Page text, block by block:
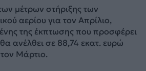
μέτρων στήριξης των
αερίου για τον Απρίλιο,
της έκπτωσης που προσφέρει
ανέλθει σε 88,74 εκατ. ευρώ
Μάρτιο.